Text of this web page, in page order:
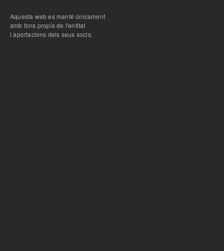
Aquesta web es manté únicament
amb fons propis de l'entitat
i aportacions dels seus socis.